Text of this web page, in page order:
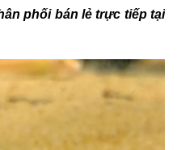
phối bán lẻ trực tiếp tại